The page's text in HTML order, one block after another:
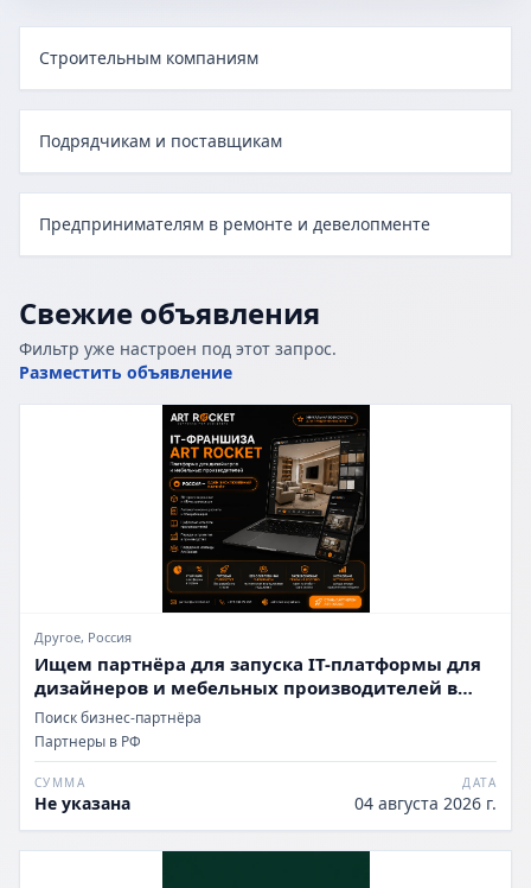
Строительным компаниям
Подрядчикам и поставщикам
Предпринимателям в ремонте и девелопменте
Свежие объявления
Фильтр уже настроен под этот запрос.
Разместить объявление
Другое, Россия
Ищем партнёра для запуска IT-платформы для
дизайнеров и мебельных производителей в
России
Поиск бизнес-партнёра
Партнеры в РФ
СУММА
Не указана
ДАТА
04 августа 2026 г.